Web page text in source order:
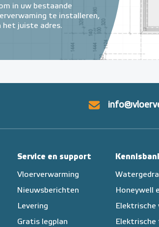
in uw bestaande
te installeren,
het juiste adres.
Service en support
Vloerverwarming
Nieuwsberichten
Levering
Gratis legplan
Honeywell
Elektrische